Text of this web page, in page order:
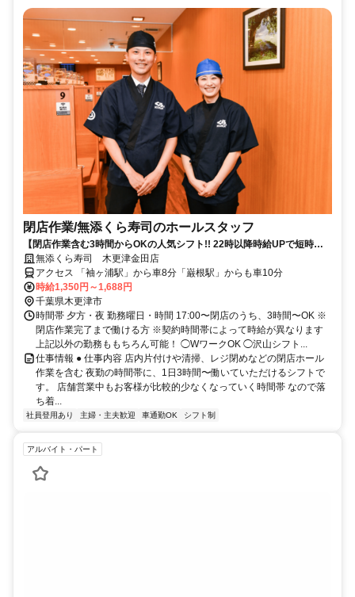
閉店作業​/無添くら寿司のホール​スタッフ
【閉店作業含む3時間からOKの人気シフト!! 22時以降時給UPで短時間
で稼げる】
無添くら寿司 木更津金田店
アクセス 「袖ヶ浦駅」から車8分「巌根駅」からも車10分
時給1,350円～1,688円
千葉県木更津市
時間帯 夕方・夜 勤務曜日・時間 17:00〜閉店のうち、3時間〜OK ※
閉店作業完了まで働ける方 ※契約時間帯によって時給が異なります
上記以外の勤務ももちろん可能！ ◯WワークOK ◯沢山シフト...
仕事情報 ● 仕事内容 店内片付けや清掃、レジ閉めなどの閉店ホール
作業を含む 夜勤の時間帯に、1日3時間〜働いていただけるシフトで
す。 店舗営業中もお客様が比較的少なくなっていく時間帯 なので落
ち着...
社員登用あり 主婦・主夫歓迎 車通勤OK シフト制
アルバイト・パート